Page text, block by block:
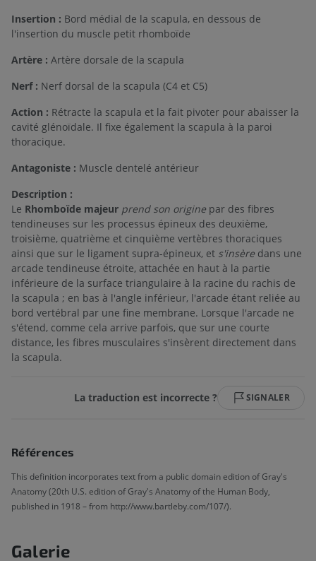
Insertion : Bord médial de la scapula, en dessous de
l'insertion du muscle petit rhomboïde
Artère : Artère dorsale de la scapula
Nerf : Nerf dorsal de la scapula (C4 et C5)
Action : Rétracte la scapula et la fait pivoter pour abaisser la
cavité glénoïdale. Il fixe également la scapula à la paroi
thoracique.
Antagoniste : Muscle dentelé antérieur
Description :
Le Rhomboïde majeur prend son originepar des fibres
tendineuses sur les processus épineux des deuxième,
troisième, quatrième et cinquième vertèbres thoraciques
ainsi que sur le ligament supra-épineux, et s'insèredans une
arcade tendineuse étroite, attachée en haut à la partie
inférieure de la surface triangulaire à la racine du rachis de
la scapula ; en bas à l'angle inférieur, l'arcade étant reliée au
bord vertébral par une fine membrane. Lorsque l'arcade ne
s'étend, comme cela arrive parfois, que sur une courte
distance, les fibres musculaires s'insèrent directement dans
la scapula.
La traduction est incorrecte ? SIGNALER
Références
This definition incorporates text from a public domain edition of Gray's
Anatomy (20th U.S. edition of Gray's Anatomy of the Human Body,
published in 1918 – from http://www.bartleby.com/107/).
Galerie